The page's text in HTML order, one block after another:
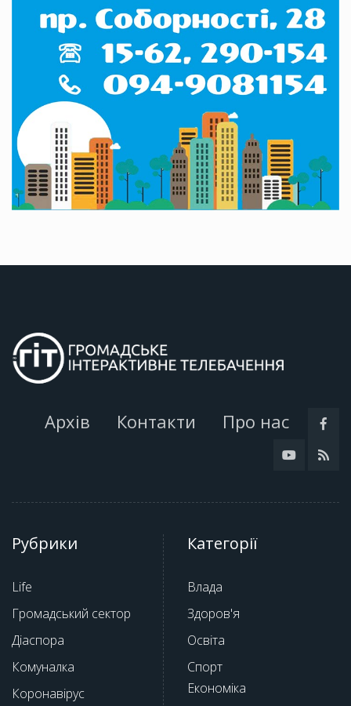
Архів Контакти Про нас
Рубрики
Life
Громадський сектор
Діаспора
Комуналка
Коронавірус
Категорії
Влада
Здоров'я
Освіта
Спорт
Економіка